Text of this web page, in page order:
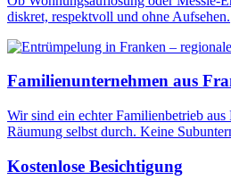
diskret, respektvoll und ohne Aufsehen.
Familienunternehmen aus
Wir sind ein echter Familienbetrieb
Räumung selbst durch. Keine
Kostenlose Besichtigung